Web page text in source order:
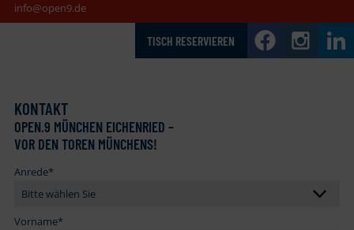
info@open9.de
TISCH RESERVIEREN
KONTAKT
OPEN.9 MÜNCHEN EICHENRIED –
VOR DEN TOREN MÜNCHENS!
Anrede*
Vorname*